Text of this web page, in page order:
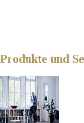
Produkte und